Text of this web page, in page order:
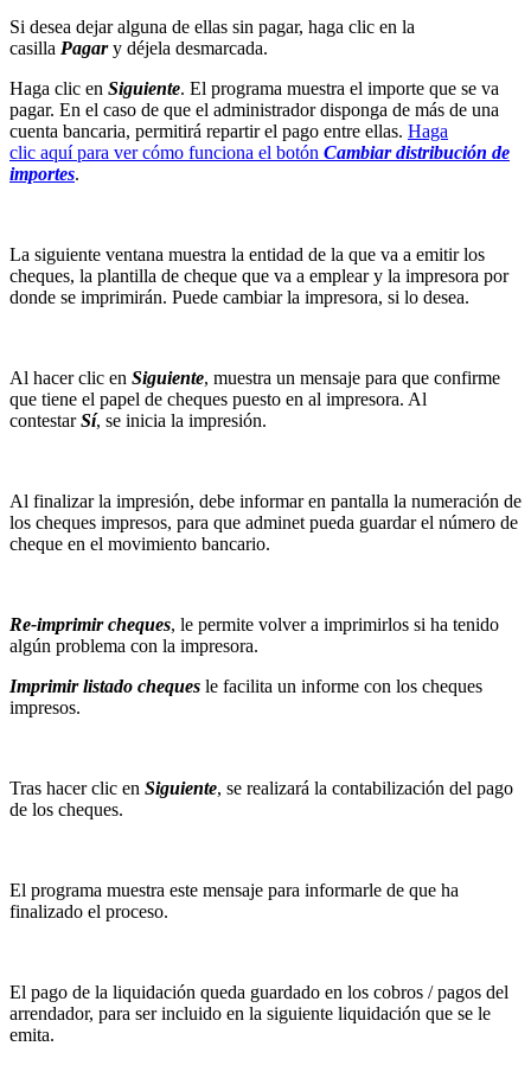
Si desea dejar alguna de ellas sin pagar, haga clic en la
casilla Pagary déjela desmarcada.
Haga clic en Siguiente. El programa muestra el importe que se va
pagar. En el caso de que el administrador disponga de más de una
cuenta bancaria, permitirá repartir el pago entre ellas. Haga
clic aquí para ver cómo funciona el botón Cambiar distribución de
importes.
La siguiente ventana muestra la entidad de la que va a emitir los
cheques, la plantilla de cheque que va a emplear y la impresora por
donde se imprimirán. Puede cambiar la impresora, si lo desea.
Al hacer clic en Siguiente, muestra un mensaje para que confirme
que tiene el papel de cheques puesto en al impresora. Al
contestarSí, se inicia la impresión.
Al finalizar la impresión, debe informar en pantalla la numeración de
los cheques impresos, para que adminet pueda guardar el número de
cheque en el movimiento bancario.
Re-imprimir cheques, le permite volver a imprimirlos si ha tenido
algún problema con la impresora.
Imprimir listado cheques le facilita un informe con los cheques
impresos.
Tras hacer clic en Siguiente, se realizará la contabilización del pago
de los cheques.
El programa muestra este mensaje para informarle de que ha
finalizado el proceso.
El pago de la liquidación queda guardado en los cobros / pagos del
arrendador, para ser incluido en la siguiente liquidación que se le
emita.